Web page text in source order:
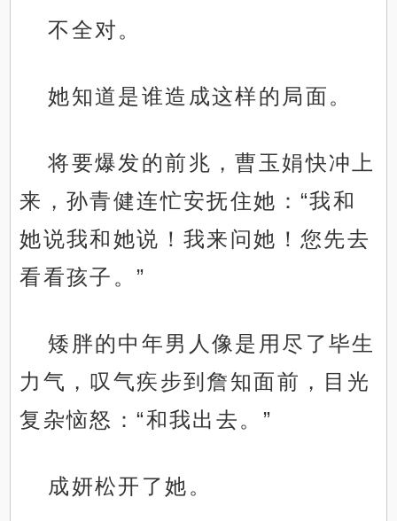
不全对。
她知道是谁造成这样的局面。
将要爆发的前兆，曹玉娟快冲上
来，孙青健连忙安抚住她：“我和
她说我和她说！我来问她！您先去
看看孩子。”
矮胖的中年男人像是用尽了毕生
力气，叹气疾步到詹知面前，目光
复杂恼怒：“和我出去。”
成妍松开了她。